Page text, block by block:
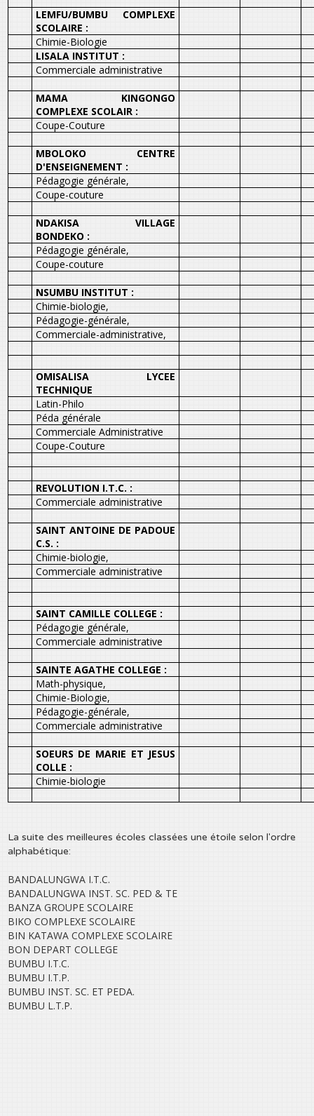
LEMFU/BUMBU COMPLEXE
SCOLAIRE :
Chimie-Biologie
LISALA INSTITUT :
Commerciale administrative
MAMA KINGONGO
COMPLEXE SCOLAIR :
Coupe-Couture
MBOLOKO CENTRE
D'ENSEIGNEMENT :
Pédagogie générale,
Coupe-couture
NDAKISA VILLAGE
BONDEKO :
Pédagogie générale,
Coupe-couture
NSUMBU INSTITUT :
Chimie-biologie,
Pédagogie-générale,
Commerciale-administrative,
OMISALISA LYCEE
TECHNIQUE
Latin-Philo
Péda générale
Commerciale Administrative
Coupe-Couture
REVOLUTION I.T.C. :
Commerciale administrative
SAINT ANTOINE DE PADOUE
C.S. :
Chimie-biologie,
Commerciale administrative
SAINT CAMILLE COLLEGE :
Pédagogie générale,
Commerciale administrative
SAINTE AGATHE COLLEGE :
Math-physique,
Chimie-Biologie,
Pédagogie-générale,
Commerciale administrative
SOEURS DE MARIE ET JESUS
COLLE :
Chimie-biologie
La suite des meilleures écoles classées une étoile selon l'ordre
alphabétique:
BANDALUNGWA I.T.C.
BANDALUNGWA INST. SC. PED & TE
BANZA GROUPE SCOLAIRE
BIKO COMPLEXE SCOLAIRE
BIN KATAWA COMPLEXE SCOLAIRE
BON DEPART COLLEGE
BUMBU I.T.C.
BUMBU I.T.P.
BUMBU INST. SC. ET PEDA.
BUMBU L.T.P.